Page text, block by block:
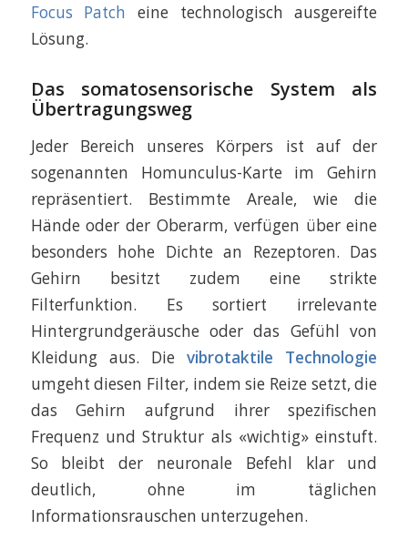
Focus Patch eine technologisch ausgereifte
Lösung.
Das somatosensorische System als
Übertragungsweg
Jeder Bereich unseres Körpers ist auf der
sogenannten Homunculus-Karte im Gehirn
repräsentiert. Bestimmte Areale, wie die
Hände oder der Oberarm, verfügen über eine
besonders hohe Dichte an Rezeptoren. Das
Gehirn besitzt zudem eine strikte
Filterfunktion. Es sortiert irrelevante
Hintergrundgeräusche oder das Gefühl von
Kleidung aus. Dievibrotaktile Technologie
umgeht diesen Filter, indem sie Reize setzt, die
das Gehirn aufgrund ihrer spezifischen
Frequenz und Struktur als «wichtig» einstuft.
So bleibt der neuronale Befehl klar und
deutlich, ohne im täglichen
Informationsrauschen unterzugehen.